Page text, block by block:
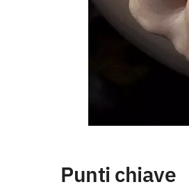
Punti chiave